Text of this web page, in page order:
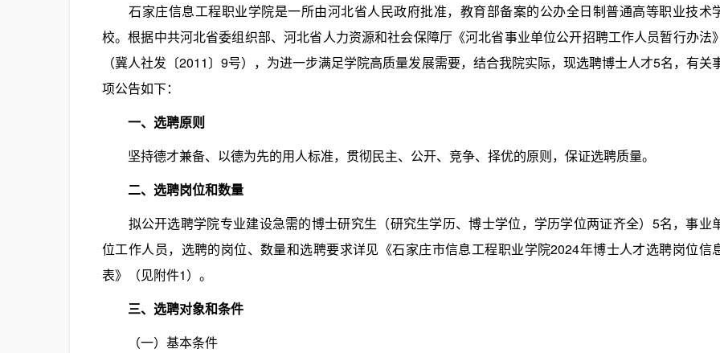
石家庄信息工程职业学院是一所由河北省人民政府批准，教育部备案的公办全日制普通高等职业技术
校。根据中共河北省委组织部、河北省人力资源和社会保障厅《河北省事业单位公开招聘工作人员暂行办法》
（冀人社发〔2011〕9号），为进一步满足学院高质量发展需要，结合我院实际，现选聘博士人才5名，有关
项公告如下：
一、选聘原则
坚持德才兼备、以德为先的用人标准，贯彻民主、公开、竞争、择优的原则，保证选聘质量。
二、选聘岗位和数量
拟公开选聘学院专业建设急需的博士研究生（研究生学历、博士学位，学历学位两证齐全）5名，事业
位工作人员，选聘的岗位、数量和选聘要求详见《石家庄市信息工程职业学院2024年博士人才选聘岗位信
表》（见附件1）。
三、选聘对象和条件
（一）基本条件